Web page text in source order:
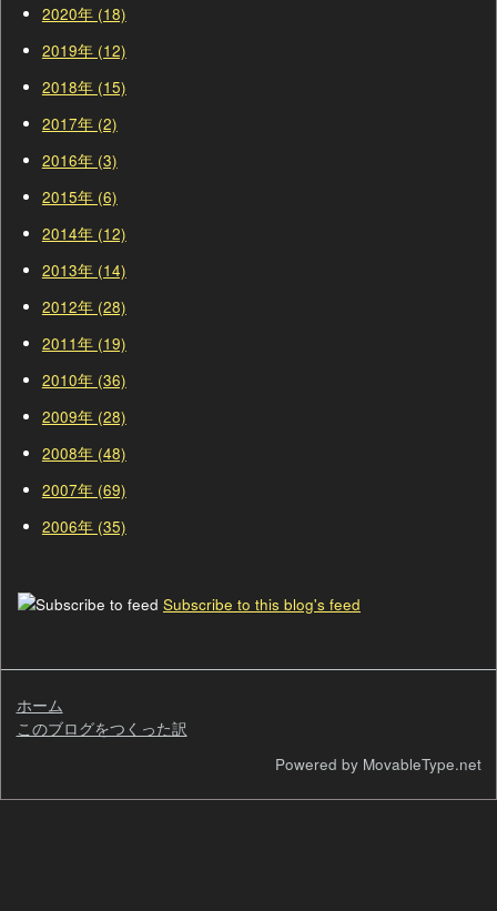
2020年 (18)
2019年 (12)
2018年 (15)
2017年 (2)
2016年 (3)
2015年 (6)
2014年 (12)
2013年 (14)
2012年 (28)
2011年 (19)
2010年 (36)
2009年 (28)
2008年 (48)
2007年 (69)
2006年 (35)
Subscribe to this blog's feed
ホーム
このブログをつくった訳
自
Powered by MovableType.net